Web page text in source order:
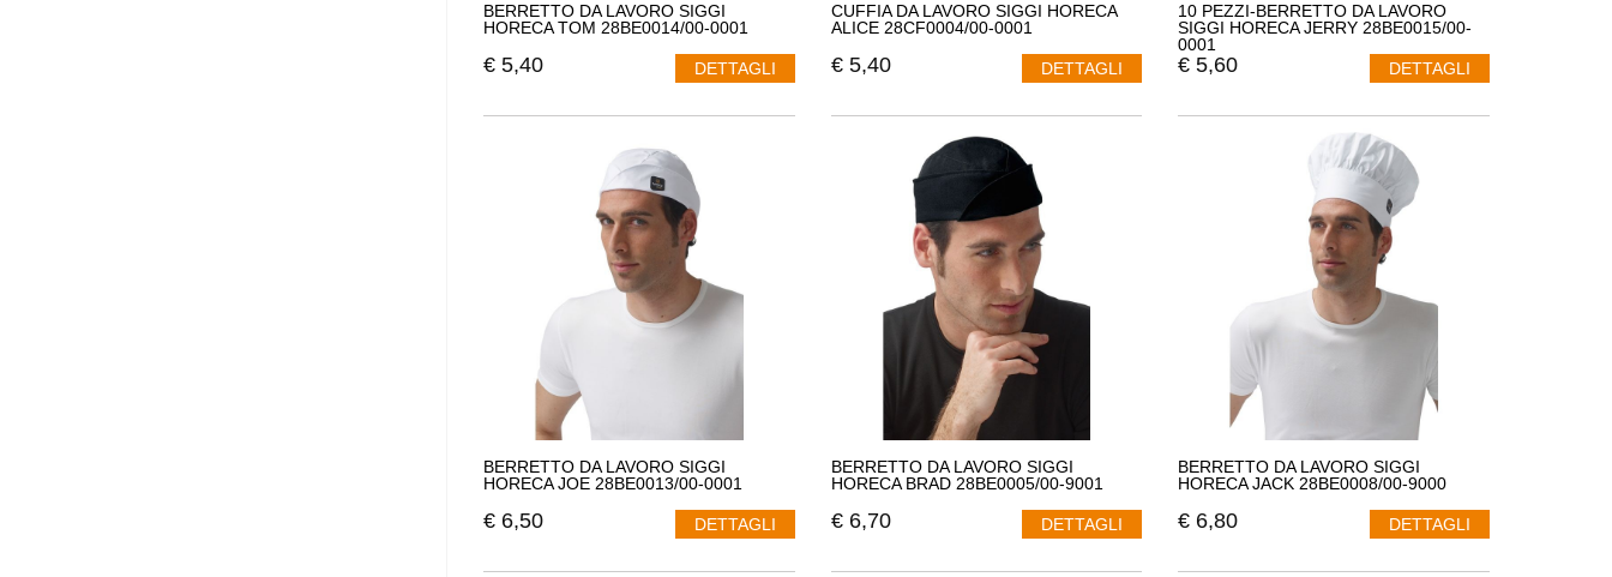
BERRETTO DA LAVORO SIGGI
HORECA TOM 28BE0014/00-0001
€ 5,40 DETTAGLI
CUFFIA DA LAVORO SIGGI HORECA
ALICE 28CF0004/00-0001
€ 5,40 DETTAGLI
10 PEZZI-BERRETTO DA LAVORO
SIGGI HORECA JERRY 28BE0015/00-
0001
€ 5,60 DETTAGLI
BERRETTO DA LAVORO SIGGI
HORECA JOE 28BE0013/00-0001
€ 6,50 DETTAGLI
BERRETTO DA LAVORO SIGGI
HORECA BRAD 28BE0005/00-9001
€ 6,70 DETTAGLI
BERRETTO DA LAVORO SIGGI
HORECA JACK 28BE0008/00-9000
€ 6,80 DETTAGLI